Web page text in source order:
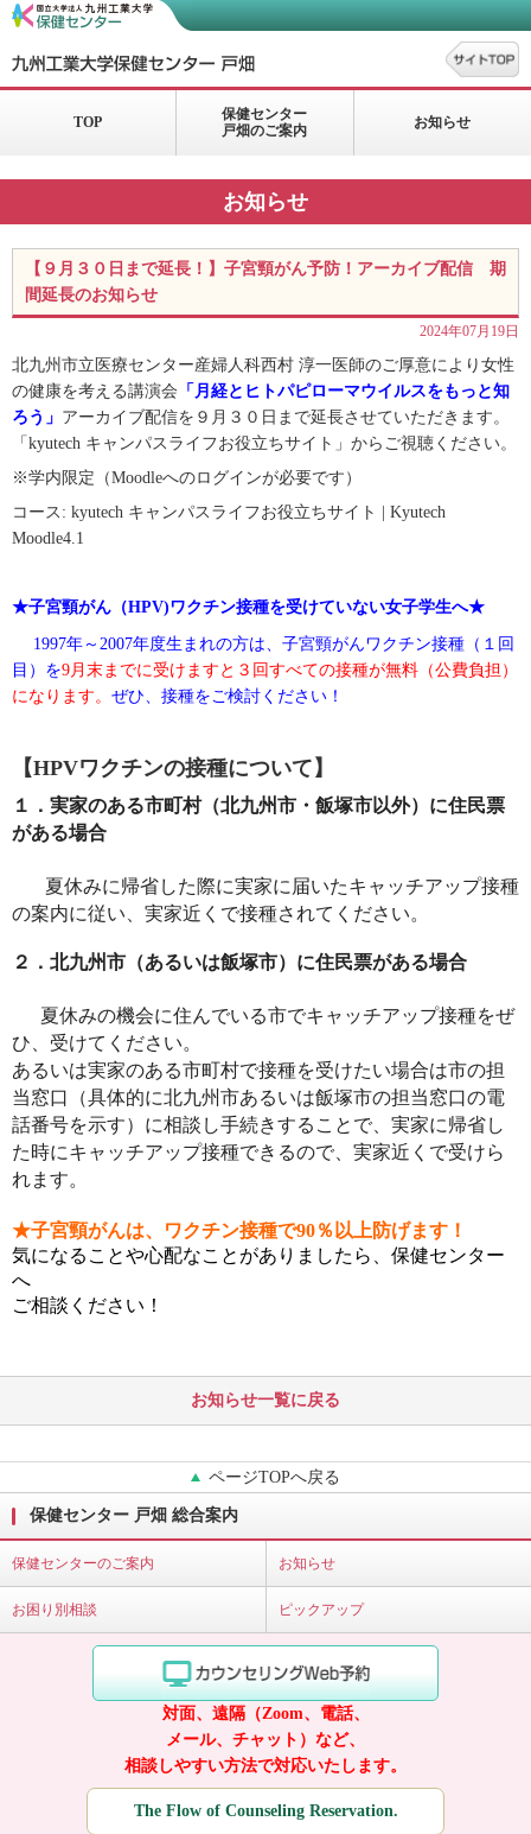
TOP
保健センター
戸畑のご案内
お知らせ
お知らせ
【９月３０日まで延長！】子宮頸がん予防！アーカイブ配信 期
間延長のお知らせ
2024年07月19日
北九州市立医療センター産婦人科西村 淳一医師のご厚意により女性
の健康を考える講演会 「月経とヒトパピローマウイルスをもっと知
ろう」 アーカイブ配信を９月３０日まで延長させていただきます。
「 kyutech キャンパスライフお役立ちサイト」 からご視聴ください。
※学内限定（Moodleへのログインが必要です）
コース: kyutech キャンパスライフお役立ちサイト | Kyutech
Moodle4.1
★子宮頸がん（HPV)ワクチン接種を受けていない女子学生へ★
1997年～ 2007年度生まれの方は、子宮頸がんワクチン接種（１回
目）を9月末までに受けますと３回すべての接種が無料（公費負担）
になります。 ぜひ、接種をご検討ください！
【HPVワクチンの接種について】
１．実家のある市町村（北九州市・飯塚市以外）に住民票
がある場合
夏休みに帰省した際に実家に届いたキャッチアップ接種
の案内に従い、実家近く で接種されてください。
２．北九州市（あるいは飯塚市）に住民票がある場合
夏休みの機会に住んでいる市でキャッチアップ接種をぜ
ひ、受けてください。
あるいは実家のある市町村で接種を受けたい場合は市の担
当窓口（具体的に北九州市あるいは飯塚市の担当窓口の電
話番号を示す）に相談し手続きすることで、 実家に帰省し
た時にキャッチアップ接種できるので、実家近くで受けら
れます。
★子宮頸がんは、ワクチン接種で90％以上防げます！
気になることや心配なことがありましたら、保健センター
へ
ご相談ください！
お知らせ一覧に戻る
ページTOPへ戻る
保健センター 戸畑 総合案内
保健センターのご案内 お知らせ
お困り別相談 ピックアップ
対面、遠隔（Zoom、電話、
メール、チャット）など、
相談しやすい方法で対応いたします。
The Flow of Counseling Reservation.